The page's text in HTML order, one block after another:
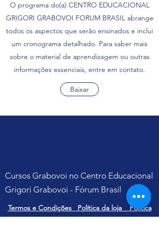
O programa do(a) CENTRO EDUCACIONAL
GRIGORI GRABOVOI FORUM BRASIL abrange
todos os aspectos que serão ensinados e inclui
um cronograma detalhado. Para saber mais
sobre o material de aprendizagem ou outras
informações essenciais, entre em contato.
Baixar
Cursos Grabovoi no Centro Educacional
Grigori Grabovoi - Fórum Brasil
Termos e Condições Política da loja Política